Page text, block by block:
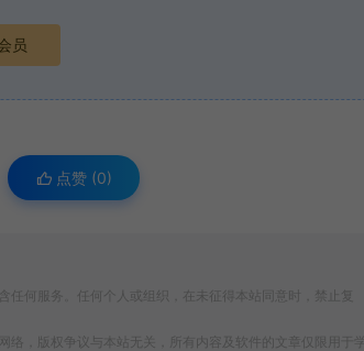
员
点赞 (0)
何服务。任何个人或组织，在未征得本站同意时，禁止复
，版权争议与本站无关，所有内容及软件的文章仅限用于学